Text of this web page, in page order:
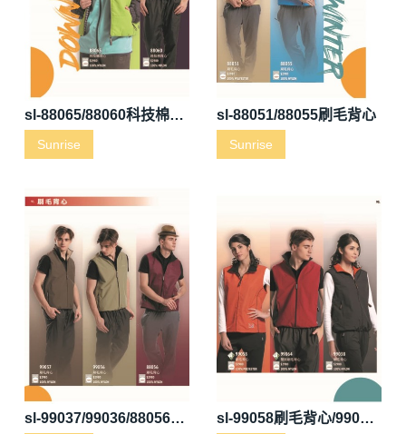
sl-88065/88060科技棉背心
Sunrise
sl-88051/88055刷毛背心
Sunrise
sl-99037/99036/88056刷毛背心 sl-99058刷毛背心/99064刷毛背心/99038刷毛背心